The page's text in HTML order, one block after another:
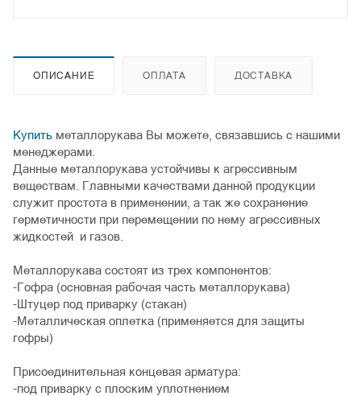
ОПИСАНИЕ ОПЛАТА ДОСТАВКА
Купить металлорукава Вы можете, связавшись с нашими
менеджерами.
Данные металлорукава устойчивы к агрессивным
веществам. Главными качествами данной продукции
служит простота в применении, а так же сохранение
герметичности при перемещении по нему агрессивных
жидкостей и газов.
Металлорукава состоят из трех компонентов:
-Гофра (основная рабочая часть металлорукава)
-Штуцер под приварку (стакан)
-Металлическая оплетка (применяется для защиты
гофры)
Присоединительная концевая арматура:
-под приварку с плоским уплотнением